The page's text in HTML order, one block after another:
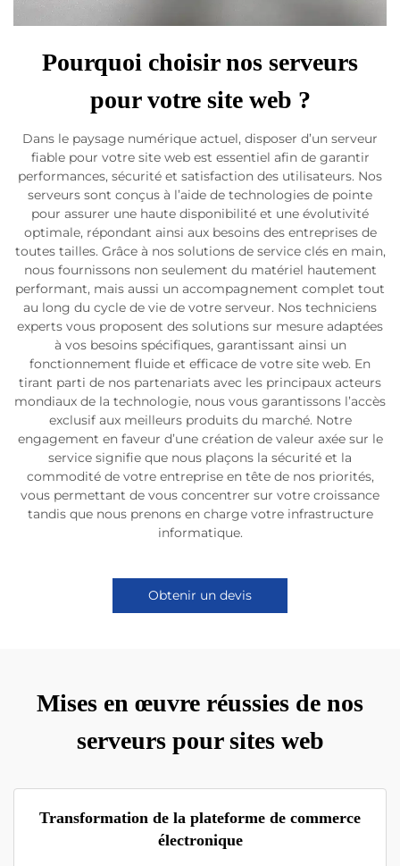
Pourquoi choisir nos serveurs
pour votre site web ?
Dans le paysage numérique actuel, disposer d’un serveur
fiable pour votre site web est essentiel afin de garantir
performances, sécurité et satisfaction des utilisateurs. Nos
serveurs sont conçus à l’aide de technologies de pointe
pour assurer une haute disponibilité et une évolutivité
optimale, répondant ainsi aux besoins des entreprises de
toutes tailles. Grâce à nos solutions de service clés en main,
nous fournissons non seulement du matériel hautement
performant, mais aussi un accompagnement complet tout
au long du cycle de vie de votre serveur. Nos techniciens
experts vous proposent des solutions sur mesure adaptées
à vos besoins spécifiques, garantissant ainsi un
fonctionnement fluide et efficace de votre site web. En
tirant parti de nos partenariats avec les principaux acteurs
mondiaux de la technologie, nous vous garantissons l’accès
exclusif aux meilleurs produits du marché. Notre
engagement en faveur d’une création de valeur axée sur le
service signifie que nous plaçons la sécurité et la
commodité de votre entreprise en tête de nos priorités,
vous permettant de vous concentrer sur votre croissance
tandis que nous prenons en charge votre infrastructure
informatique.
Obtenir un devis
Mises en œuvre réussies de nos
serveurs pour sites web
Transformation de la plateforme de commerce
électronique